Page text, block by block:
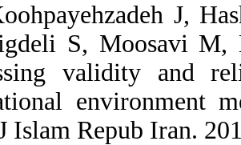
13.
K, Bigdeli S,
Assessing
educational
Med J Islam